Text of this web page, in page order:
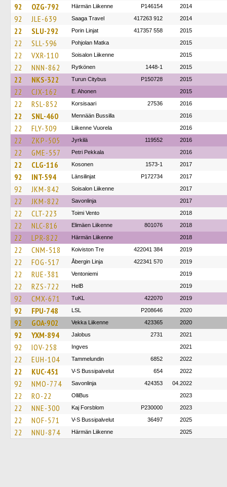
92 OZG-792 Härmän Liikenne P146154 2014
92 JLE-639 Saaga Travel 417263 912 2014
22 SLU-292 Porin Linjat 417357 558 2015
22 SLL-596 Pohjolan Matka 2015
22 VXR-110 Soisalon Liikenne 2015
22 NNN-862 Rytkönen 1448-1 2015
22 NKS-322 Turun Citybus P150728 2015
22 CJX-162 E. Ahonen 2015
22 RSL-852 Korsisaari 27536 2016
22 SNL-460 Mennään Bussilla 2016
22 FLY-309 Liikenne Vuorela 2016
22 ZKP-505 Jyrkilä 119552 2016
22 GME-557 Petri Pekkala 2016
22 CLG-116 Kosonen 1573-1 2017
92 INT-594 Länsilinjat P172734 2017
92 JKM-842 Soisalon Liikenne 2017
22 JKM-822 Savonlinja 2017
22 CLT-223 Toimi Vento 2018
22 NLC-816 Elimäen Liikenne 801076 2018
22 LPR-822 Härmän Liikenne 2018
22 CNM-518 Koiviston Tre 422041 384 2019
22 FOG-517 Åbergin Linja 422341 570 2019
22 RUE-381 Ventoniemi 2019
22 RZS-722 HelB 2019
92 CMX-671 TuKL 422070 2019
92 FPU-748 LSL P208646 2020
92 GOA-902 Vekka Liikenne 423365 2020
92 YXM-894 Jalobus 2731 2021
92 IOV-258 Ingves 2021
22 EUH-104 Tammelundin 6852 2022
22 KUC-451 V-S Bussipalvelut 654 2022
92 NMO-774 Savonlinja 424353 04.2022
22 RO-22 OlliBus 2023
22 NNE-300 Kaj Forsblom P230000 2023
22 NOF-571 V-S Bussipalvelut 36497 2025
22 NNU-874 Härmän Liikenne 2025